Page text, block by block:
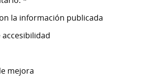
la información publicada
mejora